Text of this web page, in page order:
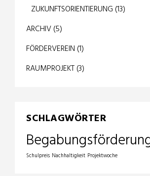
ZUKUNFTSORIENTIERUNG (13)
ARCHIV(5)
FÖRDERVEREIN (1)
RAUMPROJEKT(3)
SCHLAGWÖRTER
Schulpreis Nachhaltigkeit Projektwoche